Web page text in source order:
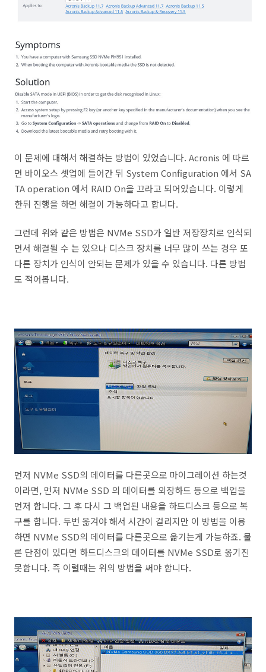
이 문제에 대해서 해결하는 방법이 있었습니다. Acronis 에 따르
면 바이오스 셋업에 들어간 뒤 System Configuration 에서 SA
TA operation 에서 RAID On을 끄라고 되어있습니다. 이렇게
한뒤 진행을 하면 해결이 가능하다고 합니다.
그런데 위와 같은 방법은 NVMe SSD가 일반 저장장치로 인식되
면서 해결될 수 는 있으나 디스크 장치를 너무 많이 쓰는 경우 또
다른 장치가 인식이 안되는 문제가 있을 수 있습니다. 다른 방법
도 적어봅니다.
먼저 NVMe SSD의 데이터를 다른곳으로 마이그레이션 하는것
이라면, 먼저 NVMe SSD 의 데이터를 외장하드 등으로 백업을
먼저 합니다. 그 후 다시 그 백업된 내용을 하드디스크 등으로 복
구를 합니다. 두번 옮겨야 해서 시간이 걸리지만 이 방법을 이용
하면 NVMe SSD의 데이터를 다른곳으로 옮기는게 가능하죠. 물
론 단점이 있다면 하드디스크의 데이터를 NVMe SSD로 옮기진
못합니다. 즉 이럴때는 위의 방법을 써야 합니다.